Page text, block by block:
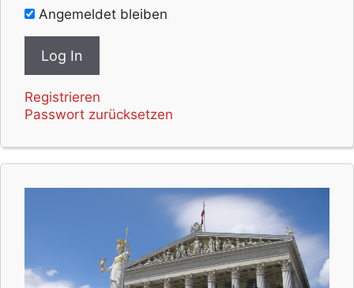
Angemeldet bleiben
Registrieren
Passwort zurücksetzen